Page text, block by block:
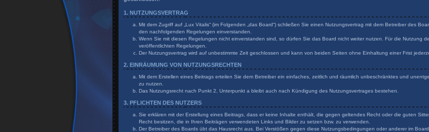
1. NUTZUNGSVERTRAG
Mit dem Zugriff auf „Lux Vitalis“ (im Folgenden „das Board“) schließen Sie einen Nutzungsvertrag mit dem Betreiber des
den nachfolgenden Regelungen einverstanden.
Wenn Sie mit diesen Regelungen nicht einverstanden sind, so dürfen Sie das Board nicht weiter nutzen. Für die Nutzung
veröffentlichten Regelungen.
Der Nutzungsvertrag wird auf unbestimmte Zeit geschlossen und kann von beiden Seiten ohne Einhaltung einer Frist
2. EINRÄUMUNG VON NUTZUNGSRECHTEN
Mit dem Erstellen eines Beitrags erteilen Sie dem Betreiber ein einfaches, zeitlich und räumlich unbeschränktes und
zu nutzen.
Das Nutzungsrecht nach Punkt 2, Unterpunkt a bleibt auch nach Kündigung des Nutzungsvertrages bestehen.
3. PFLICHTEN DES NUTZERS
Sie erklären mit der Erstellung eines Beitrags, dass er keine Inhalte enthält, die gegen geltendes Recht oder die guten
Recht besitzen, die in Ihren Beiträgen verwendeten Links und Bilder zu setzen bzw. zu verwenden.
Der Betreiber des Boards übt das Hausrecht aus. Bei Verstößen gegen diese Nutzungsbedingungen oder anderer im